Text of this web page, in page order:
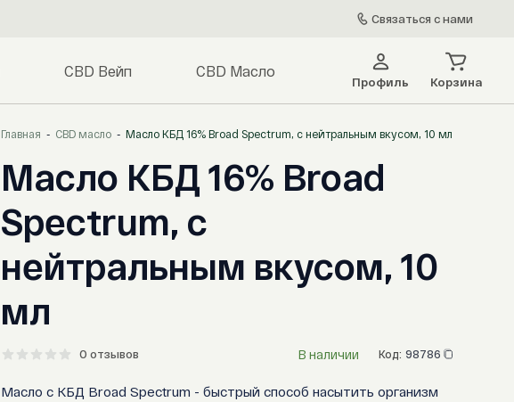
Связаться с нами
CBD Вейп CBD Масло
Профиль Корзина
Главная CBD масло Масло КБД 16% Broad Spectrum, с нейтральным вкусом, 10 мл
Масло КБД 16% Broad
Spectrum, с
нейтральным вкусом, 10
мл
0 отзывов В наличии Код: 98786
Масло с КБД Broad Spectrum - быстрый способ насытить организм